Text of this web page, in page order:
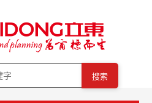
搜索